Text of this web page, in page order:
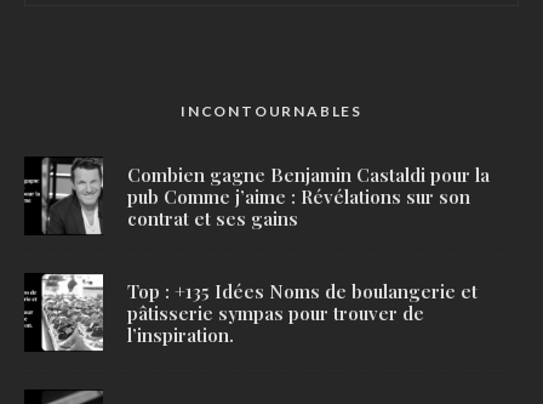
INCONTOURNABLES
Combien gagne Benjamin Castaldi pour la
pub Comme j’aime : Révélations sur son
contrat et ses gains
Top : +135 Idées Noms de boulangerie et
pâtisserie sympas pour trouver de
l’inspiration.